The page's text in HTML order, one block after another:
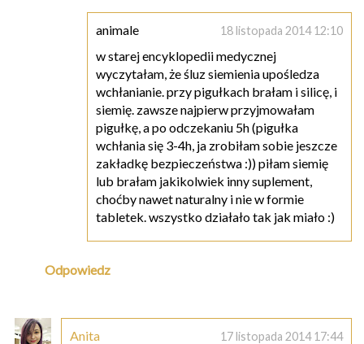
animale 18 listopada 2014 12:10
w starej encyklopedii medycznej
wyczytałam, że śluz siemienia upośledza
wchłanianie. przy pigułkach brałam i silicę, i
siemię. zawsze najpierw przyjmowałam
pigułkę, a po odczekaniu 5h (pigułka
wchłania się 3-4h, ja zrobiłam sobie jeszcze
zakładkę bezpieczeństwa :)) piłam siemię
lub brałam jakikolwiek inny suplement,
choćby nawet naturalny i nie w formie
tabletek. wszystko działało tak jak miało :)
Odpowiedz
Anita 17 listopada 2014 17:44